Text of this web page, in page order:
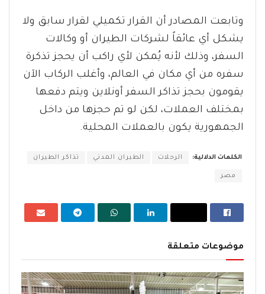
وتابعت المصادر أن القرار تكميلي لقرار سابق ولا
يشكل أي عائقاً لشركات الطيران أو وكالات
السفر، وذلك لأنه يُمكن لأي راكب أن يحجز تذكرة
سفره من أي مكان في العالم، وأغلب الركاب الآن
يقومون بحجز تذاكر السفر أونلاين ويتم دفعها
بمختلف العملات، لكن لو تم حجزها من داخل
الجمهورية يكون بالعملات المحلية.
الكلمات الدلالية: الرحلات الطيران المدني تذاكر الطيران
مصر
موضوعات متعلقة